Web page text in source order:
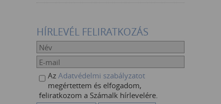
HÍRLEVÉL FELIRATKOZÁS
Az Adatvédelmi szabályzatot
megértettem és elfogadom,
feliratkozom a Számalk hírlevelére.